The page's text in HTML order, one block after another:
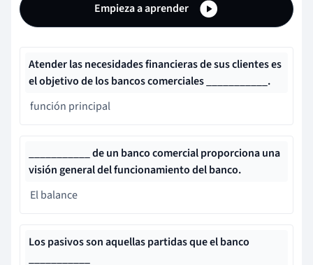
Empieza a aprender
Atender las necesidades financieras de sus clientes es
el objetivo de los bancos comerciales ___________.
función principal
___________ de un banco comercial proporciona una
visión general del funcionamiento del banco.
El balance
Los pasivos son aquellas partidas que el banco